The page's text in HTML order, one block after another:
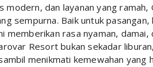
modern, dan layanan yang ramah,
sempurna. Baik untuk pasangan,
rasa nyaman, damai,
Resort bukan sekadar
menikmati kemewahan yang